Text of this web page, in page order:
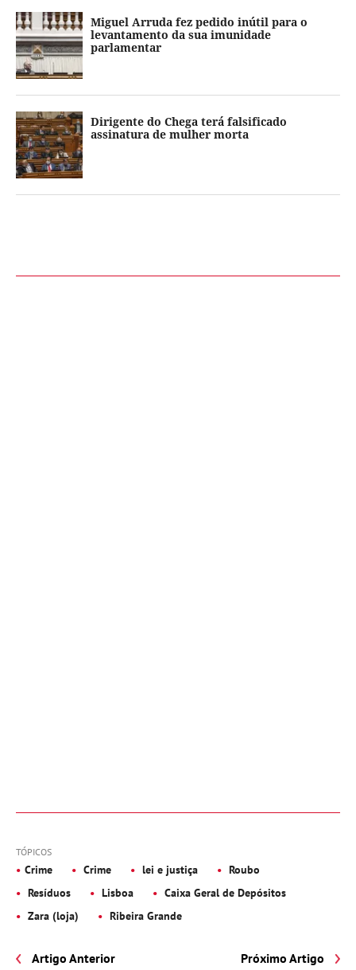
Miguel Arruda fez pedido inútil para o
levantamento da sua imunidade
parlamentar
Dirigente do Chega terá falsificado
assinatura de mulher morta
TÓPICOS
Crime Crime lei e justiça
Roubo
Resíduos
Lisboa
Caixa Geral de Depósitos
Zara (loja)
Ribeira Grande
Artigo Anterior Próximo Artigo